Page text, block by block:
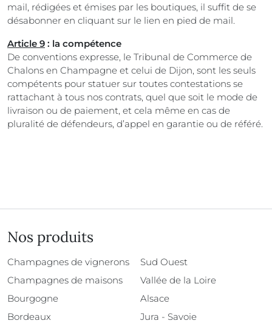
mail, rédigées et émises par les boutiques, il suffit de se
désabonner en cliquant sur le lien en pied de mail.
Article 9 : la compétence
De conventions expresse, le Tribunal de Commerce de
Chalons en Champagne et celui de Dijon, sont les seuls
compétents pour statuer sur toutes contestations se
rattachant à tous nos contrats, quel que soit le mode de
livraison ou de paiement, et cela même en cas de
pluralité de défendeurs, d’appel en garantie ou de référé.
Nos produits
Champagnes de vignerons
Champagnes de maisons
Bourgogne
Bordeaux
Sud Ouest
Vallée de la Loire
Alsace
Jura - Savoie